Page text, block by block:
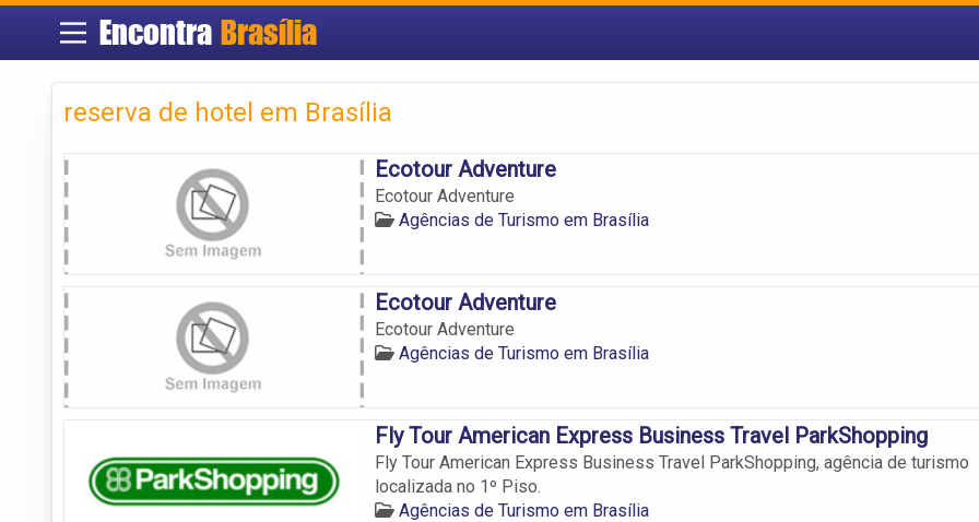
Encontra Brasília
reserva de hotel em Brasília
Ecotour Adventure
Ecotour Adventure
Agências de Turismo em Brasília
Ecotour Adventure
Ecotour Adventure
Agências de Turismo em Brasília
Fly Tour American Express Business Travel ParkShopping
Fly Tour American Express Business Travel ParkShopping, agência de turismo
localizada no 1º Piso.
Agências de Turismo em Brasília